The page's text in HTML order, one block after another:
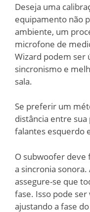
Deseja uma
equipamento não
ambiente, um
microfone de
Wizard podem ser
sincronismo e
sala.
Se preferir um
distância entre sua
falantes esquerdo
O subwoofer deve
a sincronia
assegure-se que
fase. Isso pode
ajustando a fase